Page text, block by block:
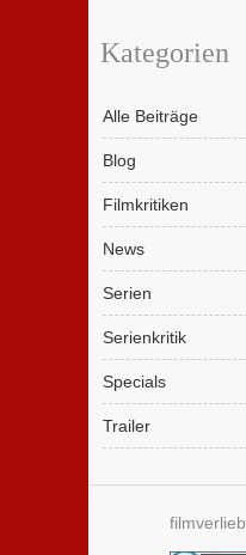
Kategorien
Alle Beiträge
Blog
Filmkritiken
News
Serien
Serienkritik
Specials
Trailer